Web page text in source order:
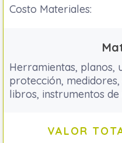
Costo Materiales:
Herramientas, planos,
protección,
libros, instrumentos
VALOR